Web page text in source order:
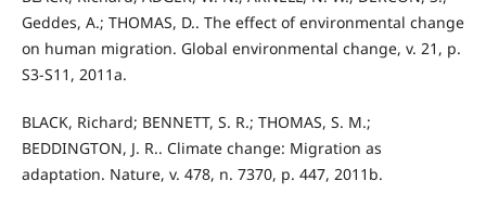
Geddes, A.; THOMAS, D.. The effect of environmental change
on human migration. Global environmental change, v. 21, p.
S3-S11, 2011a.
BLACK, Richard; BENNETT, S. R.; THOMAS, S. M.;
BEDDINGTON, J. R.. Climate change: Migration as
adaptation. Nature, v. 478, n. 7370, p. 447, 2011b.